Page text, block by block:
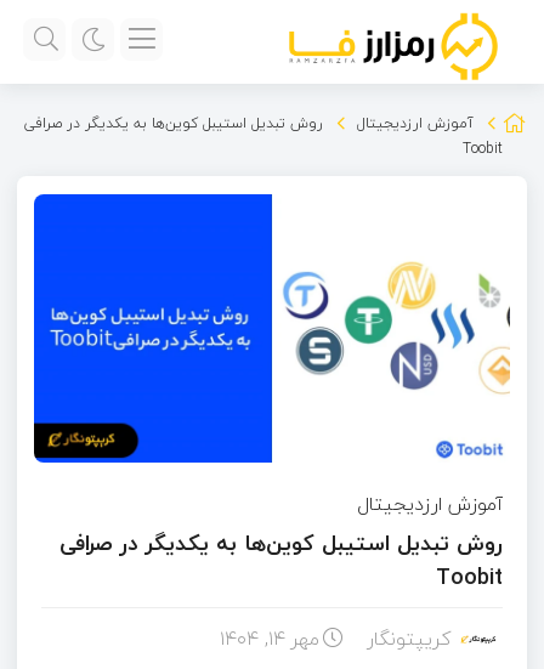
آموزش ارزدیجیتال
روش تبدیل استیبل‌ کوین‌ها به یکدیگر در صرافی
Toobit
آموزش ارزدیجیتال
روش تبدیل استیبل‌ کوین‌ها به یکدیگر در صرافی
Toobit
کریپتونگار مهر ۱۴, ۱۴۰۴